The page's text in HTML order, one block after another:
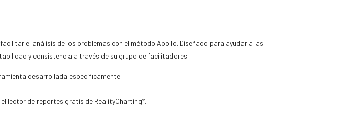
el análisis de los problemas con el método Apollo. Diseñado para ayudar a las
y consistencia a través de su grupo de facilitadores.
desarrollada específicamente.
lector de reportes gratis de RealityCharting®.